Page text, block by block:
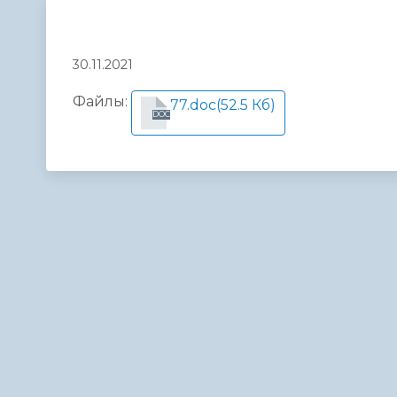
30.11.2021
Файлы:
DOC
77.doc(52.5 Кб)